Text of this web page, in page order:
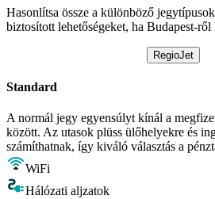
Hasonlítsa össze a különböző
biztosított lehetőségeket, ha Budapest-
RegioJet
Standard
A normál jegy egyensúlyt kínál a
között. Az utasok plüss ülőhelyekre és
számíthatnak, így kiváló választás a
WiFi
Hálózati aljzatok